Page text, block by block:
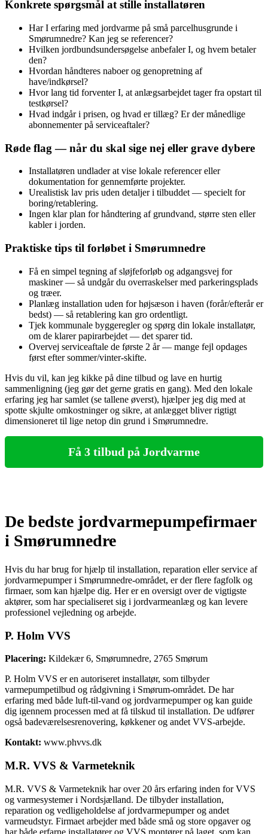
Konkrete spørgsmål at stille installatøren
Har I erfaring med jordvarme på små parcelhusgrunde i
Smørumnedre? Kan jeg se referencer?
Hvilken jordbundsundersøgelse anbefaler I, og hvem betaler
den?
Hvordan håndteres naboer og genopretning af
have/indkørsel?
Hvor lang tid forventer I, at anlægsarbejdet tager fra opstart til
testkørsel?
Hvad indgår i prisen, og hvad er tillæg? Er der månedlige
abonnementer på serviceaftaler?
Røde flag — når du skal sige nej eller grave dybere
Installatøren undlader at vise lokale referencer eller
dokumentation for gennemførte projekter.
Urealistisk lav pris uden detaljer i tilbuddet — specielt for
boring/retablering.
Ingen klar plan for håndtering af grundvand, større sten eller
kabler i jorden.
Praktiske tips til forløbet i Smørumnedre
Få en simpel tegning af sløjfeforløb og adgangsvej for
maskiner — så undgår du overraskelser med parkeringsplads
og træer.
Planlæg installation uden for højsæson i haven (forår/efterår er
bedst) — så retablering kan gro ordentligt.
Tjek kommunale byggeregler og spørg din lokale installatør,
om de klarer papirarbejdet — det sparer tid.
Overvej serviceaftale de første 2 år — mange fejl opdages
først efter sommer/vinter-skifte.
Hvis du vil, kan jeg kikke på dine tilbud og lave en hurtig
sammenligning (jeg gør det gerne gratis en gang). Med den lokale
erfaring jeg har samlet (se tallene øverst), hjælper jeg dig med at
spotte skjulte omkostninger og sikre, at anlægget bliver rigtigt
dimensioneret til lige netop din grund i Smørumnedre.
Få 3 tilbud på Jordvarme
De bedste jordvarmepumpefirmaer
i Smørumnedre
Hvis du har brug for hjælp til installation, reparation eller service af
jordvarmepumper i Smørumnedre-området, er der flere fagfolk og
firmaer, som kan hjælpe dig. Her er en oversigt over de vigtigste
aktører, som har specialiseret sig i jordvarmeanlæg og kan levere
professionel vejledning og arbejde.
P. Holm VVS
Placering: Kildekær 6, Smørumnedre, 2765 Smørum
P. Holm VVS er en autoriseret installatør, som tilbyder
varmepumpetilbud og rådgivning i Smørum-området. De har
erfaring med både luft-til-vand og jordvarmepumper og kan guide
dig igennem processen med at få tilskud til installation. De udfører
også badeværelsesrenovering, køkkener og andet VVS-arbejde.
Kontakt: www.phvvs.dk
M.R. VVS & Varmeteknik
M.R. VVS & Varmeteknik har over 20 års erfaring inden for VVS
og varmesystemer i Nordsjælland. De tilbyder installation,
reparation og vedligeholdelse af jordvarmepumper og andet
varmeudstyr. Firmaet arbejder med både små og store opgaver og
har både erfarne installatører og VVS montører på laget, som kan